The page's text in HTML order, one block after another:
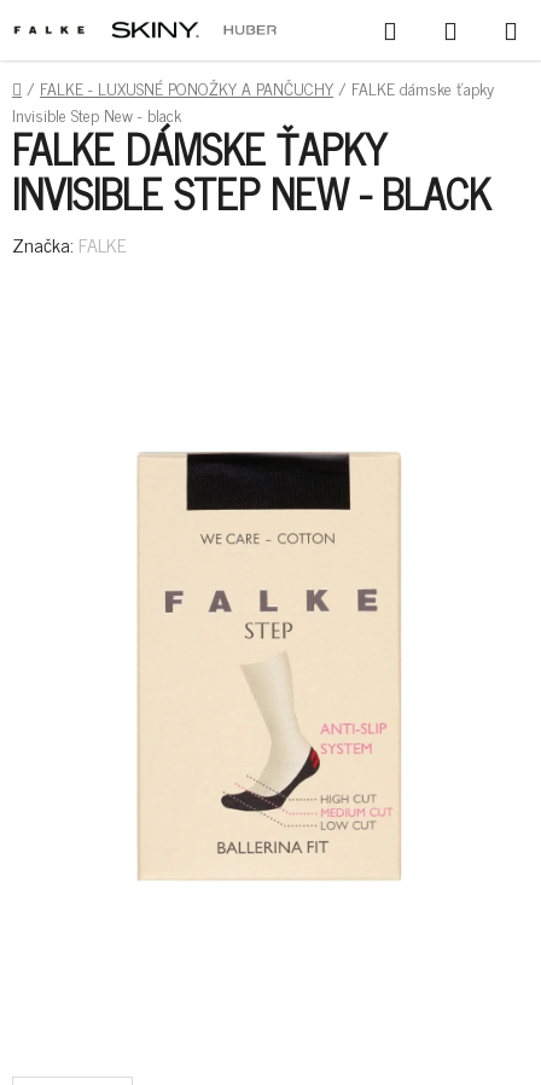
NA
OBSAH
HĽADAŤ
KOŠÍK
DOMOV
/ FALKE - LUXUSNÉ PONOŽKY A PANČUCHY/ FALKE dámske ťapky
Invisible Step New - black
FALKE DÁMSKE ŤAPKY
INVISIBLE STEP NEW - BLACK
Značka: FALKE